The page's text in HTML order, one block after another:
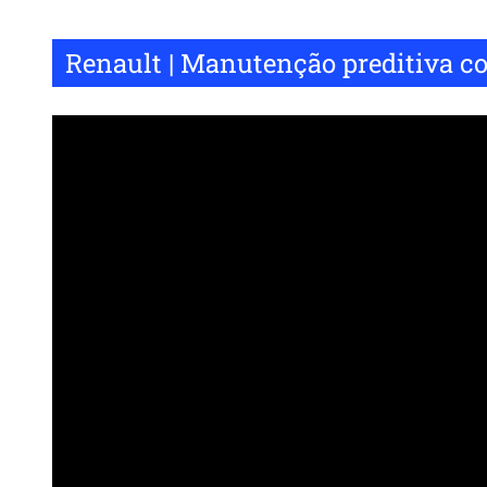
Renault | Manutenção preditiva